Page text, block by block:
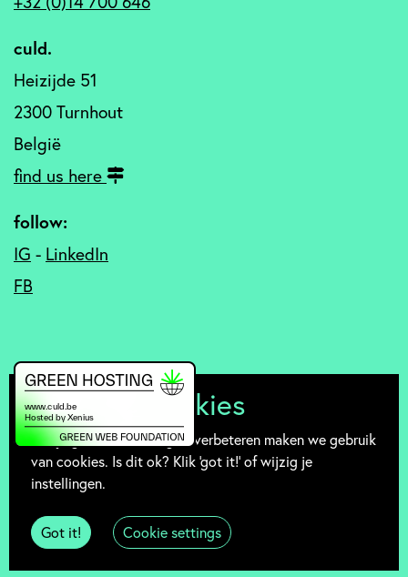
culd.
Heizijde 51
2300 Turnhout
België
find us here
follow:
IG - LinkedIn
FB
voorwaarden
Mmmm... cookies
Om je gebruikservaring te verbeteren maken we gebruik
van cookies. Is dit ok? Klik 'got it!' of wijzig je
instellingen.
Got it! Cookie settings